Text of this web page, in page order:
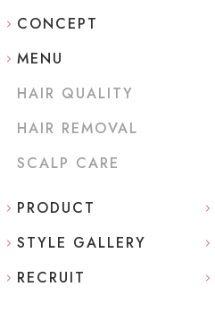
CONCEPT
MENU
HAIR QUALITY
HAIR REMOVAL
SCALP CARE
PRODUCT
STYLE GALLERY
RECRUIT